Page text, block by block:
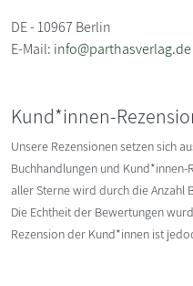
DE - 10967 Berlin
E-Mail: info@parthasverlag.de
Kund*innen-
Unsere Rezensionen setzen sich
Buchhandlungen und Kund*innen-
aller Sterne wird durch die Anzahl
Die Echtheit der Bewertungen
Rezension der Kund*innen ist